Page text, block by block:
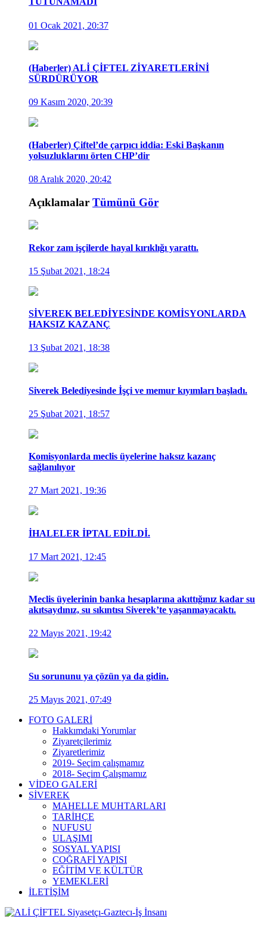
01 Ocak 2021, 20:37
(Haberler) ALİ ÇİFTEL ZİYARETLERİNİ
SÜRDÜRÜYOR
09 Kasım 2020, 20:39
(Haberler) Çiftel’de çarpıcı iddia: Eski Başkanın
yolsuzluklarını örten CHP’dir
08 Aralık 2020, 20:42
Açıklamalar Tümünü Gör
Rekor zam işçilerde hayal kırıklığı yarattı.
15 Şubat 2021, 18:24
SİVEREK BELEDİYESİNDE KOMİSYONLARDA
HAKSIZ KAZANÇ
13 Şubat 2021, 18:38
Siverek Belediyesinde İşçi ve memur kıyımları başladı.
25 Şubat 2021, 18:57
Komisyonlarda meclis üyelerine haksız kazanç
sağlanılıyor
27 Mart 2021, 19:36
İHALELER İPTAL EDİLDİ.
17 Mart 2021, 12:45
Meclis üyelerinin banka hesaplarına akıttığınız kadar su
akıtsaydınız, su sıkıntısı Siverek’te yaşanmayacaktı.
22 Mayıs 2021, 19:42
Su sorununu ya çözün ya da gidin.
25 Mayıs 2021, 07:49
FOTO GALERİ
Hakkımdaki Yorumlar
Ziyaretçilerimiz
Ziyaretlerimiz
2019- Seçim çalışmamız
2018- Seçim Çalışmamız
VİDEO GALERİ
SİVEREK
MAHELLE MUHTARLARI
TARİHÇE
NUFUSU
ULAŞIMI
SOSYAL YAPISI
COĞRAFİ YAPISI
EĞİTİM VE KÜLTÜR
YEMEKLERİ
İLETİŞİM